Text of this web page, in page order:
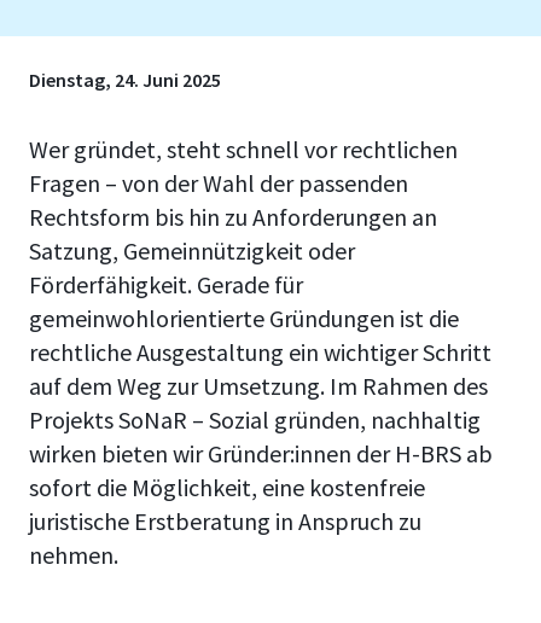
Dienstag, 24. Juni 2025
Wer gründet, steht schnell vor rechtlichen
Fragen – von der Wahl der passenden
Rechtsform bis hin zu Anforderungen an
Satzung, Gemeinnützigkeit oder
Förderfähigkeit. Gerade für
gemeinwohlorientierte Gründungen ist die
rechtliche Ausgestaltung ein wichtiger Schritt
auf dem Weg zur Umsetzung. Im Rahmen des
Projekts SoNaR – Sozial gründen, nachhaltig
wirken bieten wir Gründer:innen der H-BRS ab
sofort die Möglichkeit, eine kostenfreie
juristische Erstberatung in Anspruch zu
nehmen.